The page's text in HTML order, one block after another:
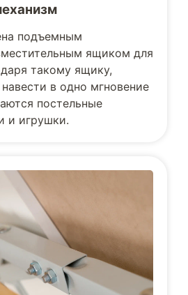
подъемным
ящиком для
такому ящику,
в одно мгновение
постельные
и игрушки.